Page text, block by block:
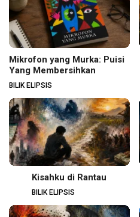
Mikrofon yang Murka: Puisi
Yang Membersihkan
BILIK ELIPSIS
Kisahku di Rantau
BILIK ELIPSIS